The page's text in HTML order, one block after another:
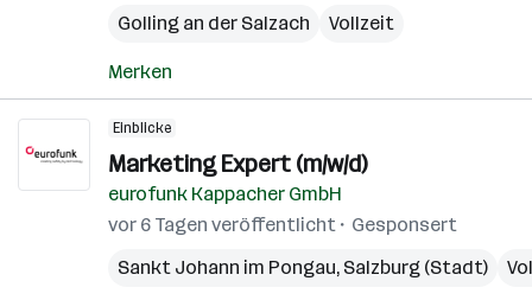
Golling an der Salzach
Vollzeit
Merken
Einblicke
Marketing Expert (m/w/d)
eurofunk Kappacher GmbH
vor 6 Tagen veröffentlicht
Gesponsert
Sankt Johann im Pongau, Salzburg (Stadt)